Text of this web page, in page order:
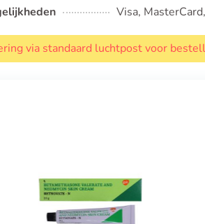
Visa,
via standaard luchtpost voor